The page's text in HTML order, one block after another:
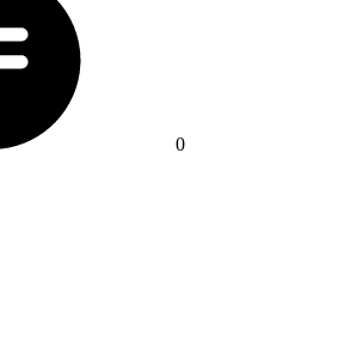
0